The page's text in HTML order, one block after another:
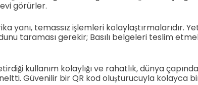
görürler.
yanı, temassız işlemleri kolaylaştırmalarıdır.
taraması gerekir; Basılı belgeleri teslim
kullanım kolaylığı ve rahatlık, dünya
Güvenilir bir QR kod oluşturucuyla kolayca